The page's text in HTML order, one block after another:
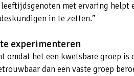
met ervaring helpt
in te zetten.”
experimenteren
omdat het een kwetsbare groep
dan een vaste groep